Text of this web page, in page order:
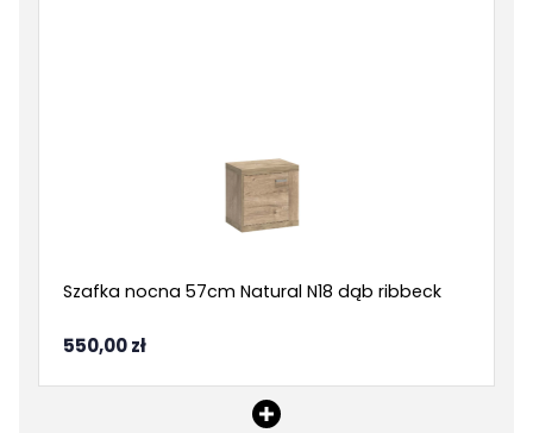
Szafka nocna 57cm Natural N18 dąb ribbeck
550,00 zł